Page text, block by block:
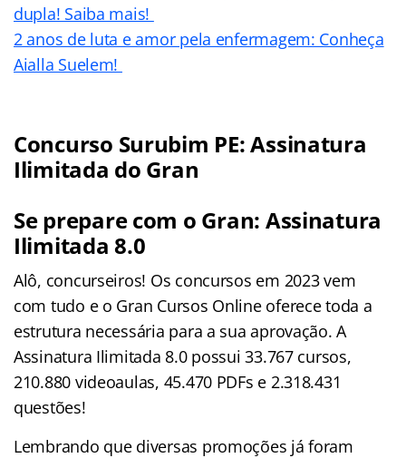
dupla! Saiba mais!
2 anos de luta e amor pela enfermagem: Conheça
Aialla Suelem!
Concurso Surubim PE: Assinatura
Ilimitada do Gran
Se prepare com o Gran: Assinatura
Ilimitada 8.0
Alô, concurseiros! Os concursos em 2023 vem
com tudo e o Gran Cursos Online oferece toda a
estrutura necessária para a sua aprovação. A
Assinatura Ilimitada 8.0 possui 33.767 cursos,
210.880 videoaulas, 45.470 PDFs e 2.318.431
questões!
Lembrando que diversas promoções já foram